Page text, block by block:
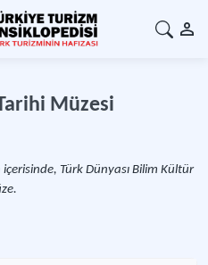
Müzesi
içerisinde, Türk Dünyası Bilim Kültür